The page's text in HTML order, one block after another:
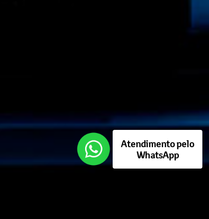
Atendimento pelo
WhatsApp